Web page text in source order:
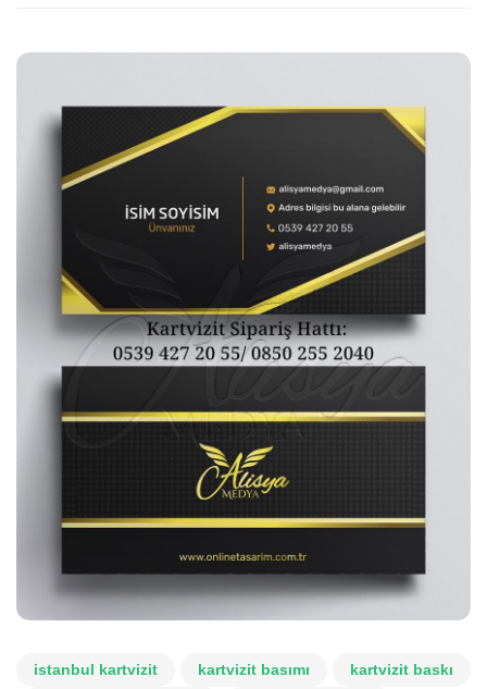
istanbul kartvizit kartvizit basımı
kartvizit baskı